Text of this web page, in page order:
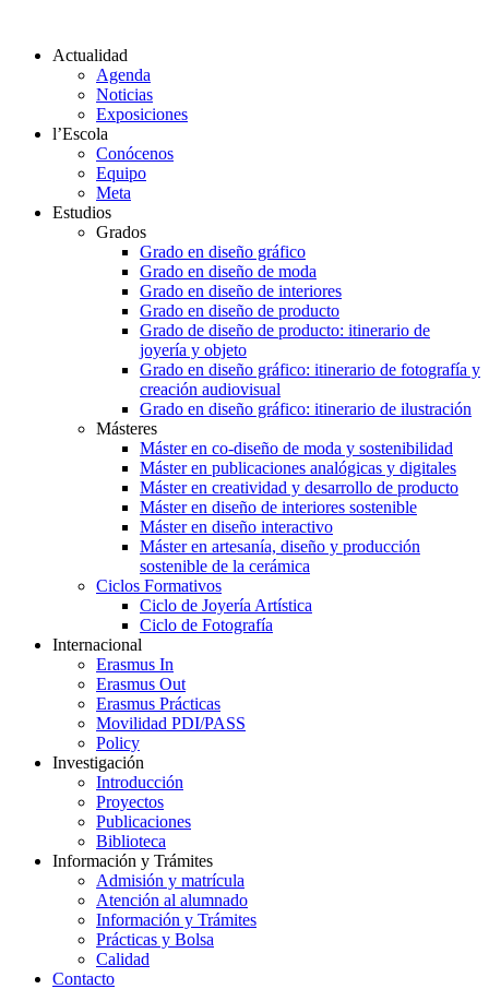
Actualidad
Agenda
Noticias
Exposiciones
l’Escola
Conócenos
Equipo
Meta
Estudios
Grados
Grado en diseño gráfico
Grado en diseño de moda
Grado en diseño de interiores
Grado en diseño de producto
Grado de diseño de producto: itinerario de
joyería y objeto
Grado en diseño gráfico: itinerario de fotografía y
creación audiovisual
Grado en diseño gráfico: itinerario de ilustración
Másteres
Máster en co-diseño de moda y sostenibilidad
Máster en publicaciones analógicas y digitales
Máster en creatividad y desarrollo de producto
Máster en diseño de interiores sostenible
Máster en diseño interactivo
Máster en artesanía, diseño y producción
sostenible de la cerámica
Ciclos Formativos
Ciclo de Joyería Artística
Ciclo de Fotografía
Internacional
Erasmus In
Erasmus Out
Erasmus Prácticas
Movilidad PDI/PASS
Policy
Investigación
Introducción
Proyectos
Publicaciones
Biblioteca
Información y Trámites
Admisión y matrícula
Atención al alumnado
Información y Trámites
Prácticas y Bolsa
Calidad
Contacto